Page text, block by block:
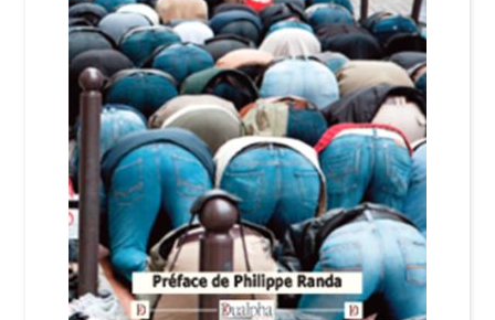
Nous Contacter
Panier
Politique de confidentialité et cookies
Qui sommes-nous ?
Soutien à Philippe Randa
Suivi de la Commande